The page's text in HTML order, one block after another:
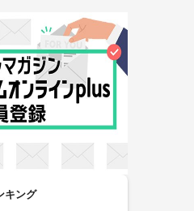
キング